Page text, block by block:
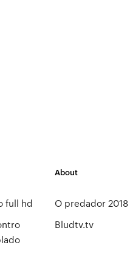
full hd
About
O predador
Bludtv.tv